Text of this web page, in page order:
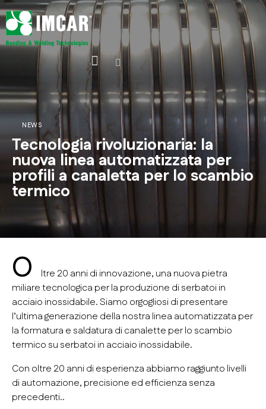
NEWS
Tecnologia rivoluzionaria: la
nuova linea automatizzata per
profili a canaletta per lo scambio
termico
O
ltre 20 anni di innovazione, una nuova pietra
miliare tecnologica per la produzione di serbatoi in
acciaio inossidabile. Siamo orgogliosi di presentare
l’ultima generazione della nostra linea automatizzata per
la formatura e saldatura di canalette per lo scambio
termico su serbatoi in acciaio inossidabile.
Con oltre 20 anni di esperienza abbiamo raggiunto livelli
di automazione, precisione ed efficienza senza
precedenti..